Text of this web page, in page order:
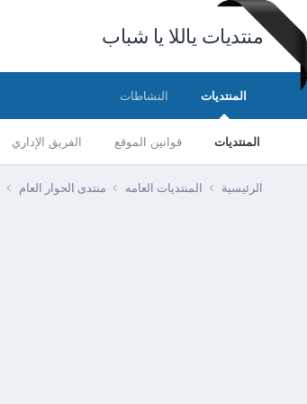
منتديات ياللا يا شباب
المنتديات
المنتديات قوانين الموقع الفريق الإداري
النشاطات
الرئيسية المنتديات العامه منتدى الحوار العام